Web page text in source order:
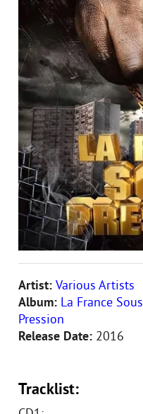
Artist: Various Artists
Album: La France Sous
Pression
Release Date: 2016
Tracklist: